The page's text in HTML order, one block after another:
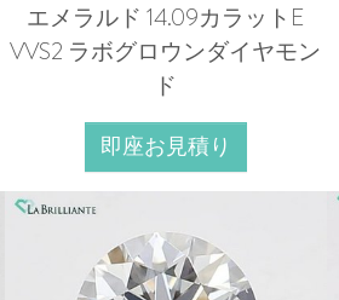
エメラルド 14.09カラットE
VVS2 ラボグロウンダイヤモン
ド
即座お見積り